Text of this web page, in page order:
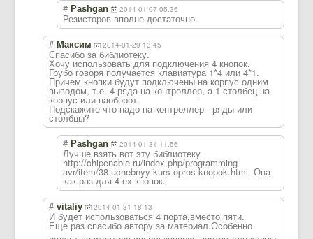
# Pashgan 2014-01-07 05:36
Резисторов вполне достаточно.
# Максим 2014-01-29 13:45
Спасибо за библиотеку.
Хочу использовать для подключения 4 кнопок.
Грубо говоря получается клавиатура 1*4 или 4*1.
Причем кнопки будут подключены на корпус одним
выводом, т.е. 4 ряда на контроллер, а 1 столбец на
корпус или наоборот.
Подскажите что надо на контроллер - ряды или
столбцы?
# Pashgan 2014-01-31 11:56
Лучше взять вот эту библиотеку
http://chipenable.ru/index.php/programming-
avr/item/38-uchebnyy-kurs-opros-knopok.html. Она
как раз для 4-ех кнопок.
# vitaliy 2014-01-31 18:13
И будет использоваться 4 порта,вместо пяти.
Еще раз спасибо автору за материал.Особенно